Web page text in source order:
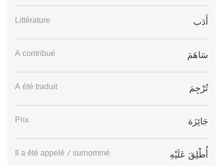
أَدَب Littérature
سَاهَمَ A contribué
تُرْجِمَ A été traduit
جَائِزَة Prix
أُطْلِقَ عَلَيْهِ Il a été appelé / surnommé